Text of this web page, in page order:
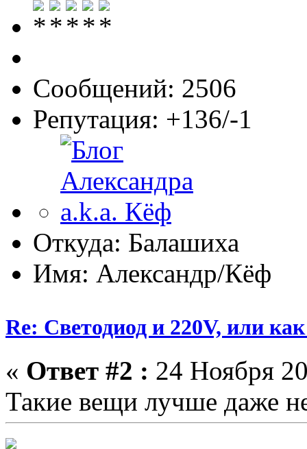
Сообщений: 2506
Репутация: +136/-1
Откуда: Балашиха
Имя: Александр/Кёф
Re: Светодиод и 220V, или
« Ответ #2 : 24 Ноября
Такие вещи лучше даже